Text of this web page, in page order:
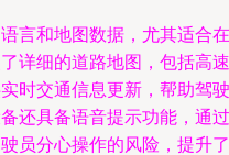
言和地图数据，尤其适合在
详细的道路地图，包括高速
时交通信息更新，帮助驾驶
还具备语音提示功能，通过
员分心操作的风险，提升了